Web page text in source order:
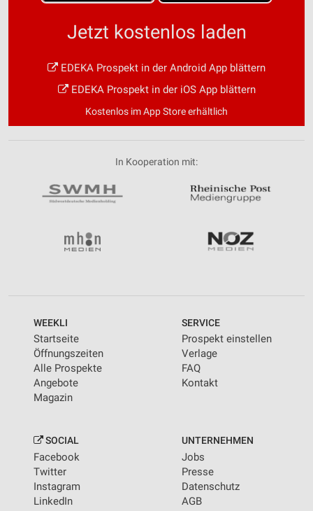
Jetzt kostenlos laden
EDEKA Prospekt in der Android App blättern
EDEKA Prospekt in der iOS App blättern
Kostenlos im App Store erhältlich
In Kooperation mit:
WEEKLI
Startseite
Öffnungszeiten
Alle Prospekte
Angebote
Magazin
SERVICE
Prospekt einstellen
Verlage
FAQ
Kontakt
SOCIAL
Facebook
Twitter
Instagram
LinkedIn
UNTERNEHMEN
Jobs
Presse
Datenschutz
AGB